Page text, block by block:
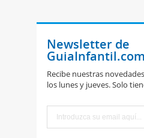
Newsletter de
GuiaInfantil.com
Recibe nuestras
los lunes y jueves. Solo